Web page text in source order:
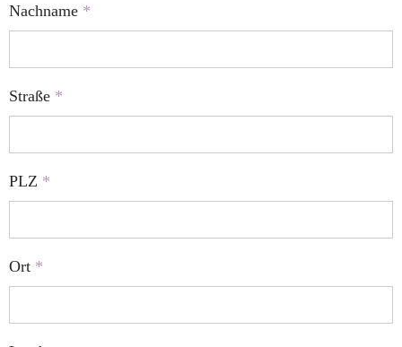
Nachname *
Straße *
PLZ *
Ort *